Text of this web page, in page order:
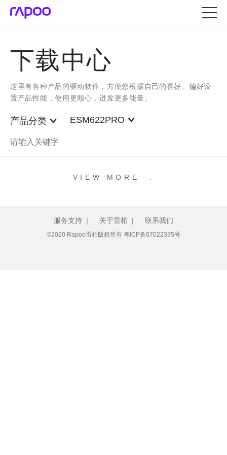
下载中心
这里有各种产品的驱动软件，方便您根据自己的喜好、偏好设
置产品性能，使用更顺心，迸发更多能量。
产品分类 ESM622PRO
VIEW MORE
服务支持 | 关于雷柏 | 联系我们
©2020 Rapoo雷柏版权所有 粤ICP备07022335号